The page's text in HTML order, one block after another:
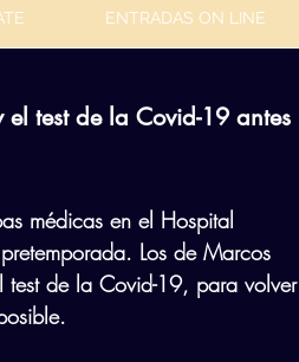
ENTRADAS ON LINE
test de la Covid-19 antes
médicas en el Hospital
Los de Marcos
test de la Covid-19, para volver